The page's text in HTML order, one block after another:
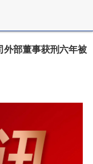
外部董事获刑六年被